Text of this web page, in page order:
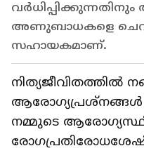
അണുബാധകളെ
സഹായകമാണ്.
നിത്യജീവിതത്തില്‍
നമ്മുടെ